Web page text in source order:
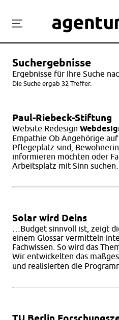
Suchergebnisse
Ergebnisse für Ihre Suche
Die Suche ergab 32 Treffer.
Paul-Riebeck-Stiftung
Website Redesign
Empathie Ob Angehörige
Pflegeplatz sind,
informieren möchten oder
Arbeitsplatz mit Sinn suchen…
Solar wird Deins
…Budget sinnvoll ist, zeigt
einem Glossar vermitteln
Fachwissen. So wird das
Wir entwickelten das
und realisierten die